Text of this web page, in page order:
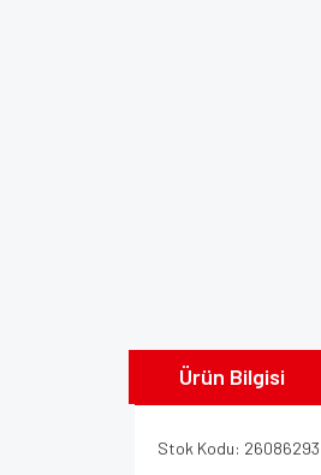
Ürün Bilgisi
Stok Kodu: